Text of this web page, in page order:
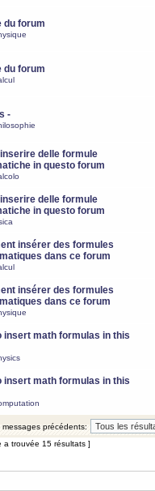
du forum
du forum
-
delle formule
in questo forum
delle formule
in questo forum
insérer des formules
dans ce forum
insérer des formules
dans ce forum
insert math formulas in this
insert math formulas in this
messages précédents:
a trouvée 15 résultats ]